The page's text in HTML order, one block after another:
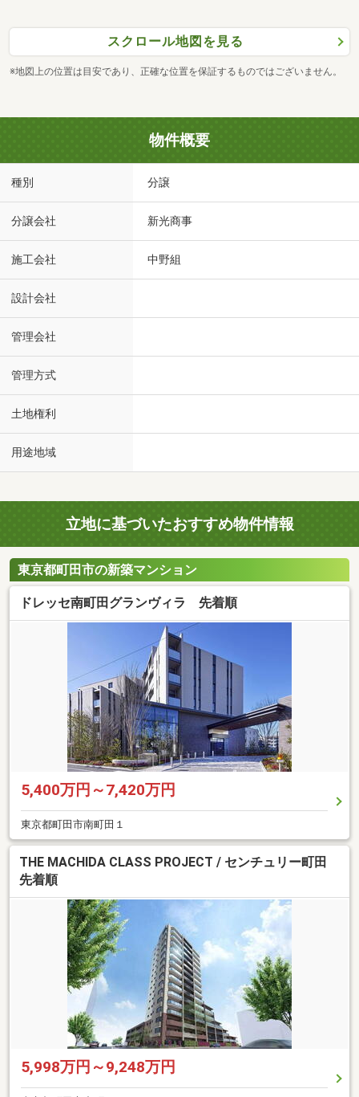
スクロール地図を見る
※地図上の位置は目安であり、正確な位置を保証するものではございません。
物件概要
種別 分譲
分譲会社 新光商事
施工会社 中野組
設計会社
管理会社
管理方式
土地権利
用途地域
立地に基づいたおすすめ物件情報
東京都町田市の新築マンション
ドレッセ南町田グランヴィラ 先着順
5,400万円～7,420万円
東京都町田市南町田１
THE MACHIDA CLASS PROJECT / センチュリー町田
先着順
5,998万円～9,248万円